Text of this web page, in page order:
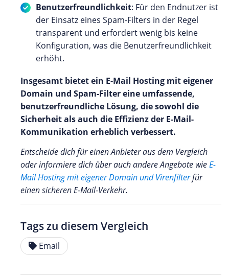
Benutzerfreundlichkeit: Für den Endnutzer ist
der Einsatz eines Spam-Filters in der Regel
transparent und erfordert wenig bis keine
Konfiguration, was die Benutzerfreundlichkeit
erhöht.
Insgesamt bietet ein E-Mail Hosting mit eigener
Domain und Spam-Filter eine umfassende,
benutzerfreundliche Lösung, die sowohl die
Sicherheit als auch die Effizienz der E-Mail-
Kommunikation erheblich verbessert.
Entscheide dich für einen Anbieter aus dem Vergleich
oder informiere dich über auch andere Angebote wieE-
Mail Hosting mit eigener Domain und Virenfilterfür
einen sicheren E-Mail-Verkehr.
Tags zu diesem Vergleich
Email